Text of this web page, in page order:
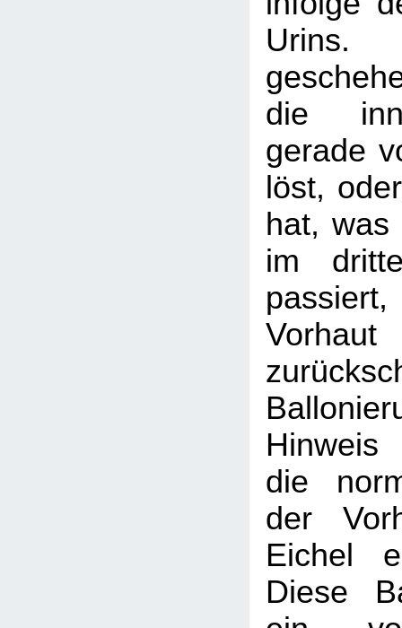
Urins.
die
gerade
löst,
hat, was
im
die
der
Eichel
Diese